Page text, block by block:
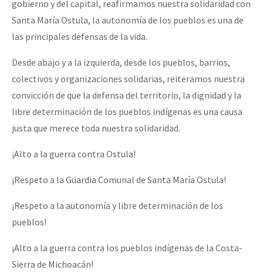
gobierno y del capital, reafirmamos nuestra solidaridad con
Santa María Ostula, la autonomía de los pueblos es una de
las principales defensas de la vida.
Desde abajo y a la izquierda, desde los pueblos, barrios,
colectivos y organizaciones solidarias, reiteramos nuestra
convicción de que la defensa del territorio, la dignidad y la
libre determinación de los pueblos indígenas es una causa
justa que merece toda nuestra solidaridad.
¡Alto a la guerra contra Ostula!
¡Respeto a la Guardia Comunal de Santa María Ostula!
¡Respeto a la autonomía y libre determinación de los
pueblos!
¡Alto a la guerra contra los pueblos indígenas de la Costa-
Sierra de Michoacán!